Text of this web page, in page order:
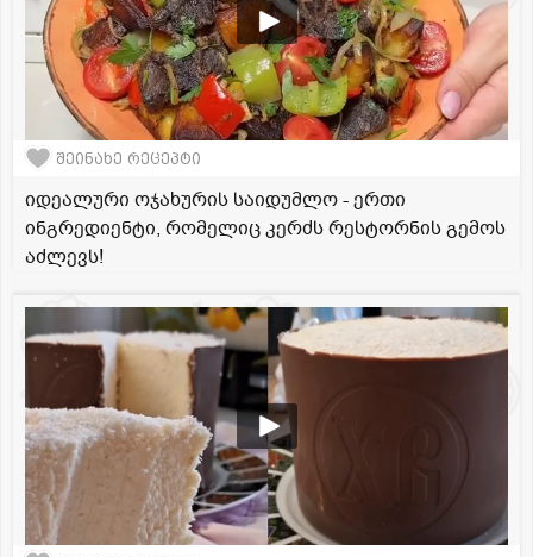
შეინახე რეცეპტი
იდეალური ოჯახურის საიდუმლო - ერთი
ინგრედიენტი, რომელიც კერძს რესტორნის გემოს
აძლევს!